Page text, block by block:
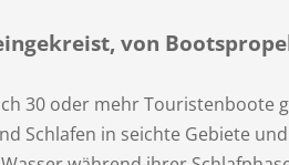
von
30 oder mehr Touristenboote
Schlafen in seichte Gebiete